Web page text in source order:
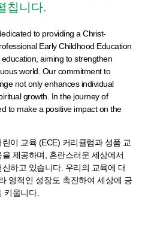
칩니다.
to providing a Christ-
Early Childhood Education
aiming to strengthen
world. Our commitment to
not only enhances individual
growth. In the journey of
to make a positive impact on the
이 교육 (ECE) 커리큘럼과 성품 교
제공하며, 혼란스러운 세상에서
하고 있습니다. 우리의 교육에 대
영적인 성장도 촉진하여 세상에 긍
키웁니다.